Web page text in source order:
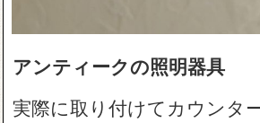
アンティークの照明器具
実際に取り付けてカウンタ